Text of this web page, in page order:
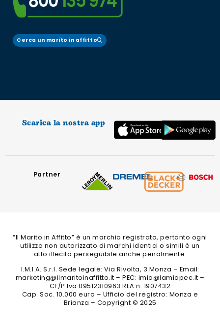
Cerca un marito in affitto
Scarica la nostra app
Partner
“Il Marito in Affitto” è un marchio registrato, pertanto ogni
utilizzo non autorizzato di marchi identici o simili è un
atto illecito perseguibile anche penalmente.
I.M.I.A. S.r.l. Sede legale: Via Rivolta, 3 Monza – Email:
marketing@ilmaritoinaffitto.it – PEC: imia@lamiapec.it –
CF/P.Iva 09512310963 REA n. 1907432
Cap. Soc. 10.000 euro – Ufficio del registro: Monza e
Brianza – Copyright © 2025